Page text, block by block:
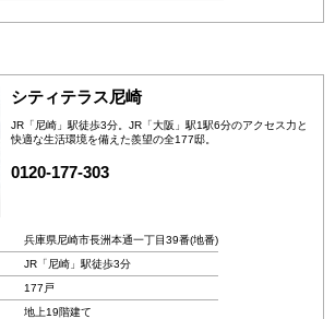
シティテラス尼崎
JR「尼崎」駅徒歩3分。JR「大阪」駅1駅6分のアクセス力と
快適な生活環境を備えた羨望の全177邸。
0120-177-303
兵庫県尼崎市長洲本通一丁目39番(地番)
JR「尼崎」駅徒歩3分
177戸
地上19階建て